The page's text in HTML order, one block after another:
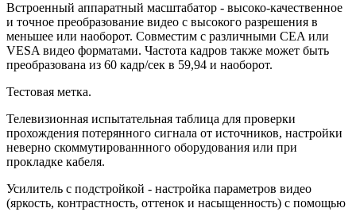
Встроенный аппаратный масштабатор - высоко-качественное
и точное преобразование видео с высокого разрешения в
меньшее или наоборот. Совместим с различными CEA или
VESA видео форматами. Частота кадров также может быть
преобразована из 60 кадр/сек в 59,94 и наоборот.
Тестовая метка.
Телевизионная испытательная таблица для проверки
прохождения потерянного сигнала от источников, настройки
неверно скоммутированнного оборудования или при
прокладке кабеля.
Усилитель с подстройкой - настройка параметров видео
(яркость, контрастность, оттенок и насыщенность) с помощью